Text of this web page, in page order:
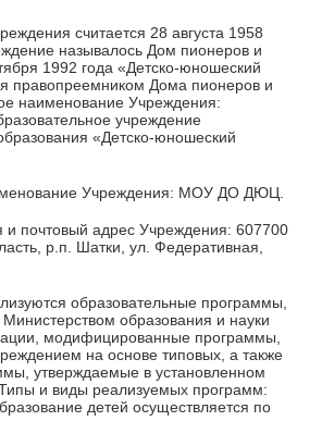
считается 28 августа 1958
называлось Дом пионеров и
1992 года «Детско-юношеский
правопреемником Дома пионеров и
наименование Учреждения:
учреждение
«Детско-юношеский
Учреждения: МОУ ДО ДЮЦ.
и почтовый адрес Учреждения: 607700
р.п. Шатки, ул. Федеративная,
образовательные программы,
образования и науки
модифицированные программы,
на основе типовых, а также
утверждаемые в установленном
и виды реализуемых программ:
детей осуществляется по